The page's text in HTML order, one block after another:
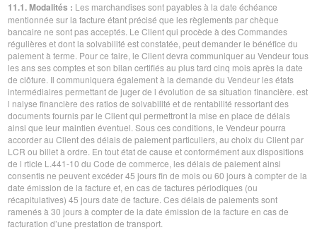
11.1. Modalités : Les marchandises sont payables à la date échéance
mentionnée sur la facture étant précisé que les règlements par chèque
bancaire ne sont pas acceptés. Le Client qui procède à des Commandes
régulières et dont la solvabilité est constatée, peut demander le bénéfice du
paiement à terme. Pour ce faire, le Client devra communiquer au Vendeur tous
les ans ses comptes et son bilan certifiés au plus tard cinq mois après la date
de clôture. Il communiquera également à la demande du Vendeur les états
intermédiaires permettant de juger de l évolution de sa situation financière. est
l nalyse financière des ratios de solvabilité et de rentabilité ressortant des
documents fournis par le Client qui permettront la mise en place de délais
ainsi que leur maintien éventuel. Sous ces conditions, le Vendeur pourra
accorder au Client des délais de paiement particuliers, au choix du Client par
LCR ou billet à ordre. En tout état de cause et conformément aux dispositions
de l rticle L.441-10 du Code de commerce, les délais de paiement ainsi
consentis ne peuvent excéder 45 jours fin de mois ou 60 jours à compter de la
date émission de la facture et, en cas de factures périodiques (ou
récapitulatives) 45 jours date de facture. Ces délais de paiements sont
ramenés à 30 jours à compter de la date émission de la facture en cas de
facturation d’une prestation de transport.